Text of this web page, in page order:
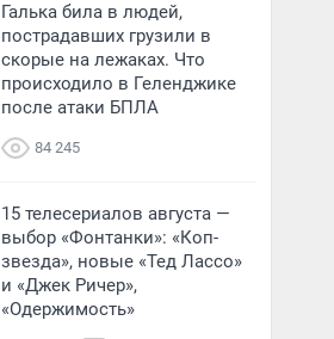
Галька била в людей,
пострадавших грузили в
скорые на лежаках. Что
происходило в Геленджике
после атаки БПЛА
84 245
15 телесериалов августа —
выбор «Фонтанки»: «Коп-
звезда», новые «Тед Лассо»
и «Джек Ричер»,
«Одержимость»